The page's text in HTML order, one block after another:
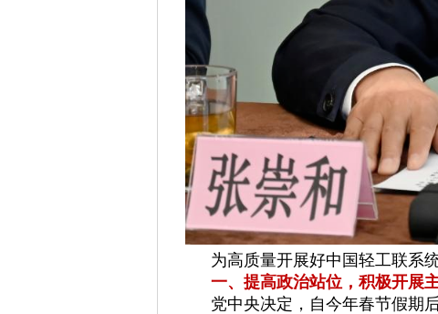
为高质量开展好中国轻工联系
一、提高政治站位，积极开展
党中央决定，自今年春节假期